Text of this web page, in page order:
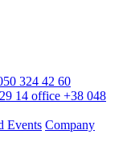
324 42 60
14 office +38 048
Events Company